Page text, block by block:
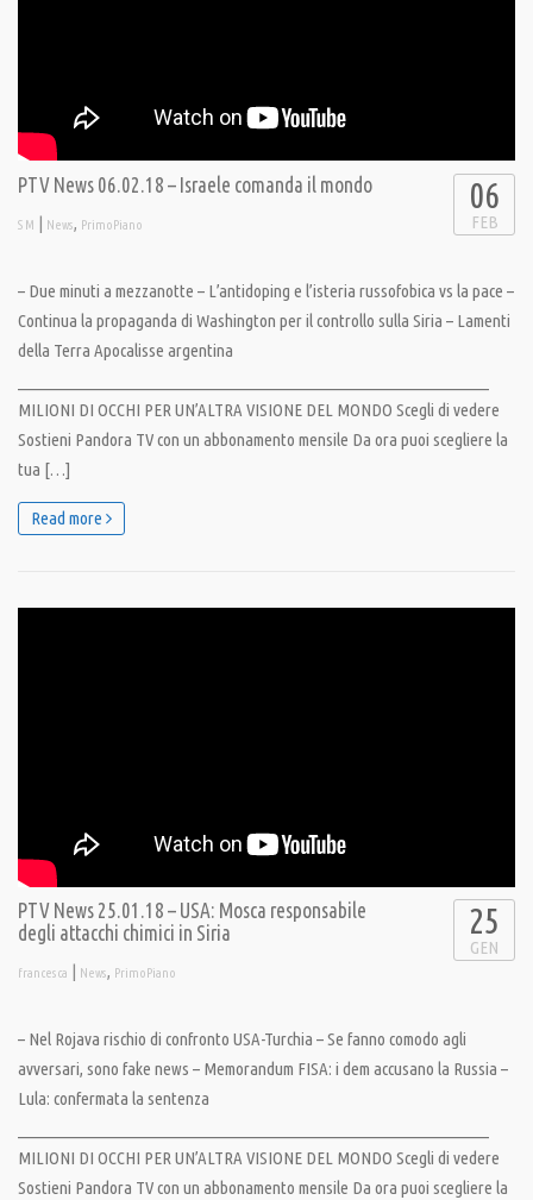
PTV News 06.02.18 – Israele comanda il mondo
S M | News, PrimoPiano
06
FEB
– Due minuti a mezzanotte – L’antidoping e l’isteria russofobica vs la pace –
Continua la propaganda di Washington per il controllo sulla Siria – Lamenti
della Terra Apocalisse argentina
MILIONI DI OCCHI PER UN’ALTRA VISIONE DEL MONDO Scegli di vedere
Sostieni Pandora TV con un abbonamento mensile Da ora puoi scegliere la
tua […]
Read more
PTV News 25.01.18 – USA: Mosca responsabile
degli attacchi chimici in Siria
francesca | News, PrimoPiano
25
GEN
– Nel Rojava rischio di confronto USA-Turchia – Se fanno comodo agli
avversari, sono fake news – Memorandum FISA: i dem accusano la Russia –
Lula: confermata la sentenza
MILIONI DI OCCHI PER UN’ALTRA VISIONE DEL MONDO Scegli di vedere
Sostieni Pandora TV con un abbonamento mensile Da ora puoi scegliere la